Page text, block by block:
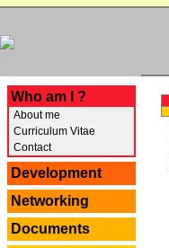
Who am I ?
About me
Curriculum Vitae
Contact
Development
Networking
Documents